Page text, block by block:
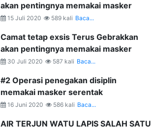
akan pentingnya memakai masker
15 Juli 2020 589 kali Baca...
Camat tetap exsis Terus Gebrakkan
akan pentingnya memakai masker
30 Juli 2020 587 kali Baca...
#2 Operasi penegakan disiplin
memakai masker serentak
16 Juni 2020 586 kali Baca...
AIR TERJUN WATU LAPIS SALAH SATU